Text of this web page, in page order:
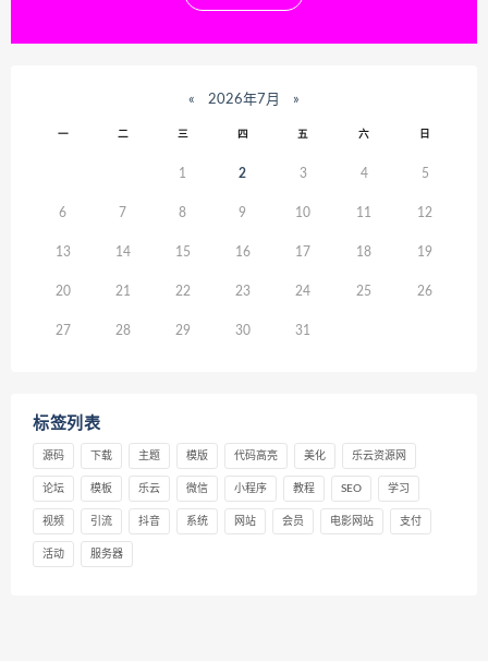
« 2026年7月 »
一 二 三 四 五 六 日
1 2 3 4 5
6 7 8 9 10 11 12
13 14 15 16 17 18 19
20 21 22 23 24 25 26
27 28 29 30 31
标签列表
源码 下载 主题 模版 代码高亮 美化 乐云资源网
论坛 模板 乐云 微信 小程序 教程 SEO 学习
视频 引流 抖音 系统 网站 会员 电影网站 支付
活动 服务器